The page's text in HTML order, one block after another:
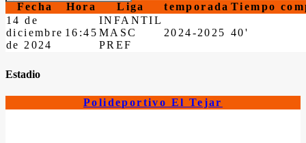
Fecha Hora Liga temporada Tiempo
14 de
diciembre
de 2024
16:45
INFANTIL
MASC
PREF
2024-2025 40'
Estadio
Polideportivo El Tejar